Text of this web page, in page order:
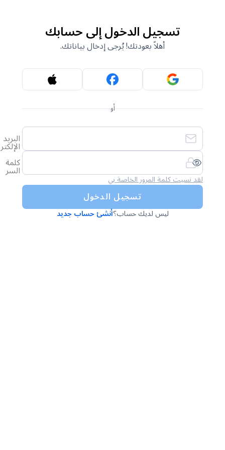
تسجيل الدخول إلى حسابك
أهلاً بعودتك! يُرجى إدخال بياناتك.
أو
البريد
الإلكتروني
كلمةالسر
لقد نسيت كلمة المرور الخاصة بي
تسجيل الدخول
ليس لديك حساب؟أنشئ حساب جديد